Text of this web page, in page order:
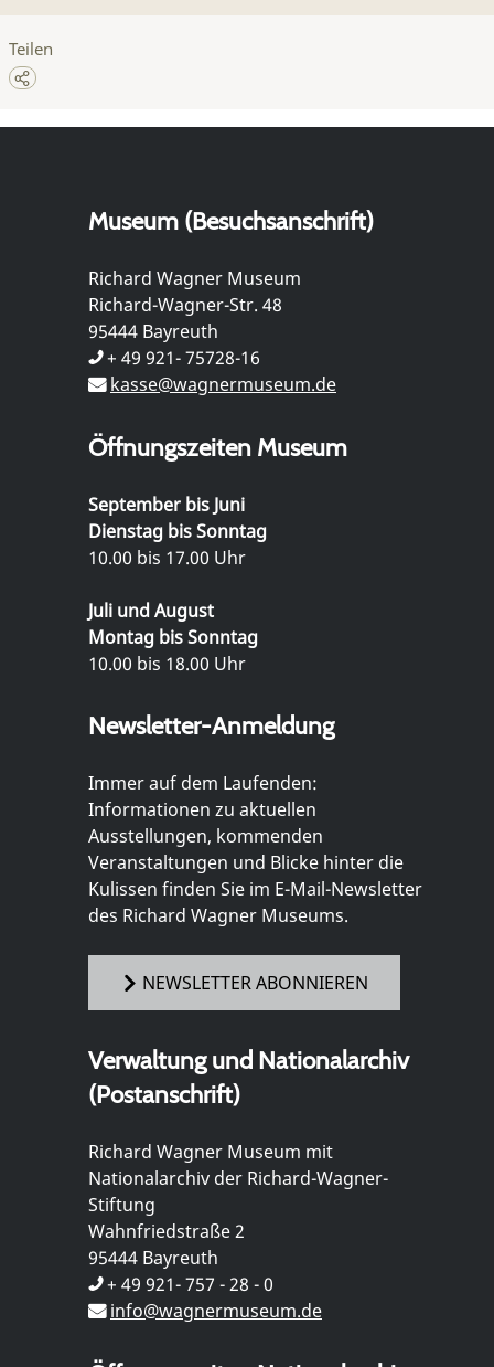
Teilen
Museum (Besuchsanschrift)
Richard Wagner Museum
Richard-Wagner-Str. 48
95444 Bayreuth
+ 49 921- 75728-16
kasse@wagnermuseum.de
Öffnungszeiten Museum
September bis Juni
Dienstag bis Sonntag
10.00 bis 17.00 Uhr
Juli und August
Montag bis Sonntag
10.00 bis 18.00 Uhr
Newsletter-Anmeldung
Immer auf dem Laufenden:
Informationen zu aktuellen
Ausstellungen, kommenden
Veranstaltungen und Blicke hinter die
Kulissen finden Sie im E-Mail-Newsletter
des Richard Wagner Museums.
NEWSLETTER ABONNIEREN
Verwaltung und Nationalarchiv
(Postanschrift)
Richard Wagner Museum mit
Nationalarchiv der Richard-Wagner-
Stiftung
Wahnfriedstraße 2
95444 Bayreuth
+ 49 921- 757 - 28 - 0
info@wagnermuseum.de